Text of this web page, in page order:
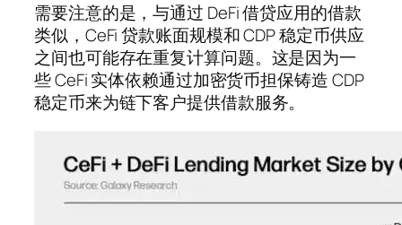
需要注意的是，与通过 DeFi 借贷应用的借款
类似，CeFi 贷款账面规模和 CDP 稳定币供应
之间也可能存在重复计算问题。这是因为一
些 CeFi 实体依赖通过加密货币担保铸造 CDP
稳定币来为链下客户提供借款服务。